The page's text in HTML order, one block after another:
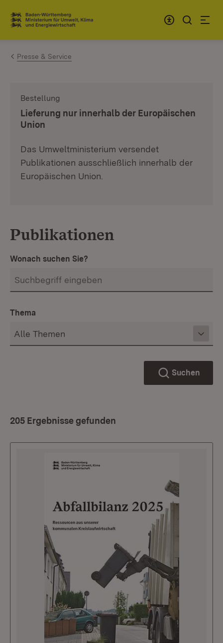
Zum Inhalt springen
Link zur Startseite
Presse & Service
Bestellung
Lieferung nur innerhalb der Europäischen
Union
Das Umweltministerium versendet
Publikationen ausschließlich innerhalb der
Europäischen Union.
Publikationen
Wonach suchen Sie?
Thema
Suchen
205 Ergebnisse gefunden